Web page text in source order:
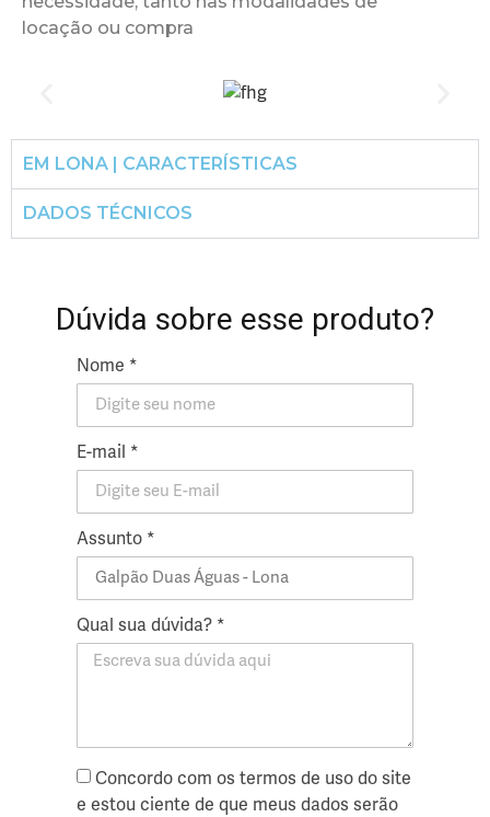
locação ou compra
EM LONA | CARACTERÍSTICAS
DADOS TÉCNICOS
Dúvida sobre esse produto?
Nome *
E-mail *
Assunto *
Qual sua dúvida? *
Concordo com os termos de uso do site
e estou ciente de que meus dados serão